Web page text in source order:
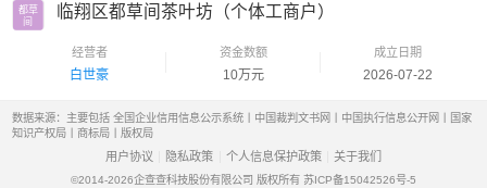
都草
间
临翔区都草间茶叶坊（个体工商户）
经营者
白世豪
资金数额
10万元
成立日期
2026-07-22
数据来源：主要包括 全国企业信用信息公示系统丨中国裁判文书网丨中国执行信息公开网丨国家
知识产权局丨商标局丨版权局
用户协议 隐私政策 个人信息保护政策 关于我们
©2014-2026企查查科技股份有限公司 版权所有 苏ICP备15042526号-5